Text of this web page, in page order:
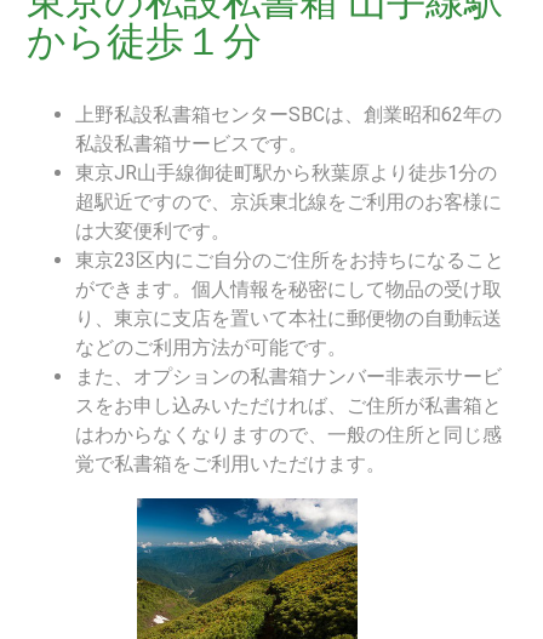
から徒歩１分
上野私設私書箱センターSBCは、創業昭和62年の
私設私書箱サービスです。
東京JR山手線御徒町駅から秋葉原より徒歩1分の
超駅近ですので、京浜東北線をご利用のお客様に
は大変便利です。
東京23区内にご自分のご住所をお持ちになること
ができます。個人情報を秘密にして物品の受け取
り、東京に支店を置いて本社に郵便物の自動転送
などのご利用方法が可能です。
また、オプションの私書箱ナンバー非表示サービ
スをお申し込みいただければ、ご住所が私書箱と
はわからなくなりますので、一般の住所と同じ感
覚で私書箱をご利用いただけます。